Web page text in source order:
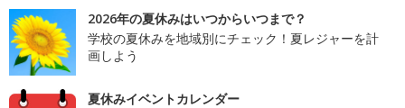
2026年の夏休みはいつからいつまで？
学校の夏休みを地域別にチェック！夏レジャーを計
画しよう
夏休みイベントカレンダー